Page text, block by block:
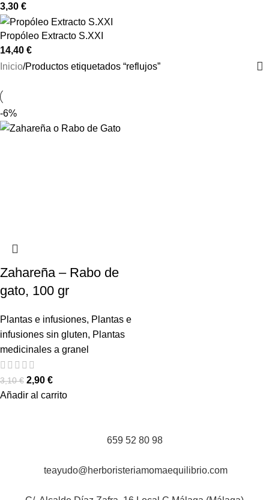
3,30 €
Propóleo Extracto S.XXI
14,40 €
Inicio Productos etiquetados “reflujos”
-6%
Zahareña – Rabo de
gato, 100 gr
Plantas e infusiones, Plantas e
infusiones sin gluten, Plantas
medicinales a granel
3,10€ 2,90 €
Añadir al carrito
659 52 80 98
teayudo@herboristeriamomaequilibrio.com